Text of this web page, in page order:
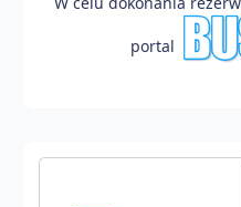
portal